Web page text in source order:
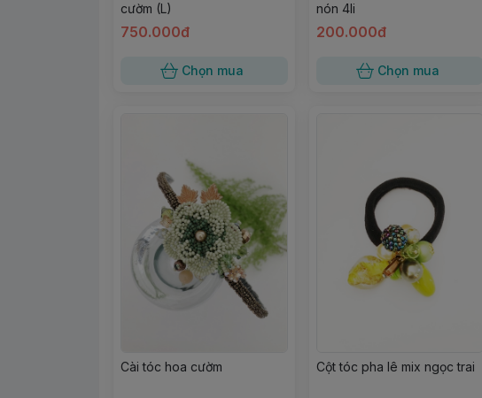
cườm (L)
750.000đ
Chọn mua
nón 4li
200.000đ
Chọn mua
Cài tóc hoa cườm Cột tóc pha lê mix ngọc trai